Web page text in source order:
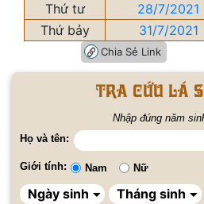
Thứ tư
28/7/2021
Thứ bảy
31/7/2021
Chia Sẻ Link
Tra cứu lá
Nhập đúng năm
Họ và tên:
Giới tính: Nam Nữ